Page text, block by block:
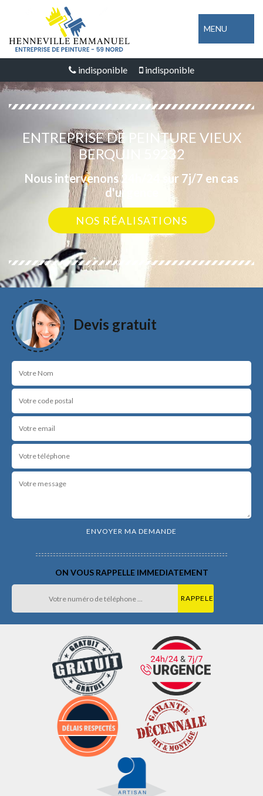
MENU
indisponible indisponible
ENTREPRISE DE PEINTURE VIEUX
BERQUIN 59232
Nous intervenons 24h/24 sur 7j/7 en cas
d'urgence
NOS RÉALISATIONS
Devis gratuit
ON VOUS RAPPELLE IMMEDIATEMENT